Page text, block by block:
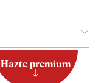
Hazte premium